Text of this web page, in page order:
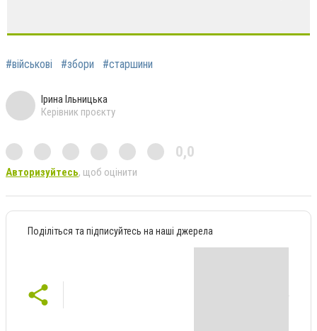
#військові #збори #старшини
Ірина Ільницька
Керівник проєкту
0,0
Авторизуйтесь, щоб оцінити
Поділіться та підписуйтесь на наші джерела